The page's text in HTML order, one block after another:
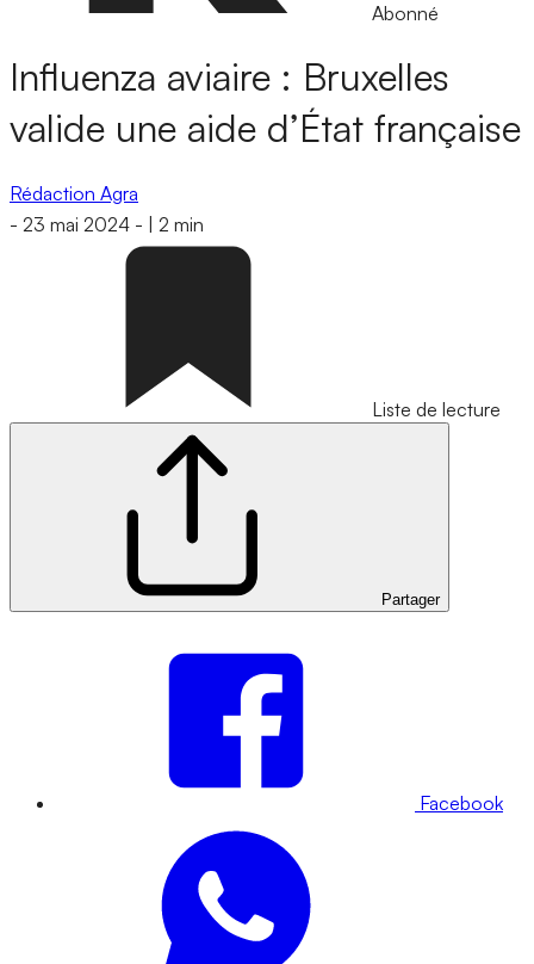
Abonné
Influenza aviaire : Bruxelles
valide une aide d’État française
Rédaction Agra
- 23 mai 2024 - 2 min
Liste de lecture
Partager
Facebook